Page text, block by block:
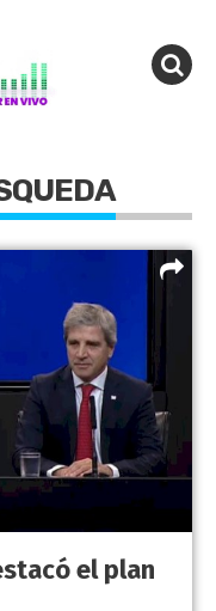
el plan